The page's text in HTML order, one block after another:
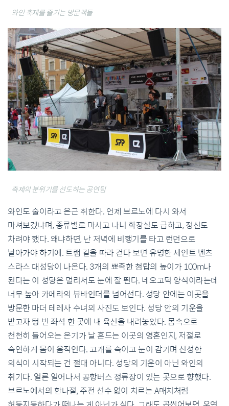
와인 축제를 즐기는 방문객들
축제의 분위기를 선도하는 공연팀
와인도 술이라고 은근 취한다. 언제 브르노에 다시 와서
마셔보겠냐며, 종류별로 마시고 나니 화장실도 급하고, 정신도
차려야 했다. 왜냐하면, 난 저녁에 비행기를 타고 런던으로
날아가야 하기에. 트램 길을 따라 걷다 보면 유명한 세인트 벤츠
스라스 대성당이 나온다. 3개의 뾰족한 첨탑의 높이가 100m나
된다는 이 성당은 멀리서도 눈에 잘 띈다. 네오고딕 양식이라는데
너무 높아 카메라의 뷰바인더를 넘어선다. 성당 안에는 이곳을
방문한 마더 테레사 수녀의 사진도 보인다. 성당 안의 기운을
받고자 텅 빈 좌석 한 곳에 내 육신을 내려놓았다. 몸속으로
천천히 들어오는 온기가 날 흔드는 이곳의 영혼인지, 저절로
숙연하게 몸이 움직인다. 고개를 숙이고 눈이 감기며 신성한
의식이 시작되는 건 절대 아니다. 성당의 기운이 아닌 와인의
취기다. 얼른 일어나서 공항버스 정류장이 있는 곳으로 향했다.
브르노에서의 한나절, 주전 선수 없이 치르는 A매치처럼